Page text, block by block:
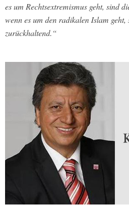
es um Rechtsextremismus geht, sind
wenn es um den radikalen Islam geht,
zurückhaltend.“